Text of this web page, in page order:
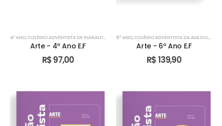
4º ANO,COLÉGIO ADVENTISTA DE PLANALTINA COLÉGIO ADVENTISTA DE TAGUATINGA,
Arte - 4º Ano E.F
R$97,00
6º ANO,COLÉGIO ADVENTISTA DA ASA SUL,
Arte - 6º Ano E.F
R$139,90